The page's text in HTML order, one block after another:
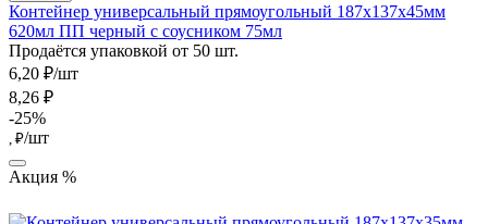
Контейнер универсальный прямоугольный 187х137х45мм
620мл ПП черный с соусником 75мл
Продаётся упаковкой от 50 шт.
6,20 ₽/шт
8,26 ₽
-25%
, ₽/шт
Акция %